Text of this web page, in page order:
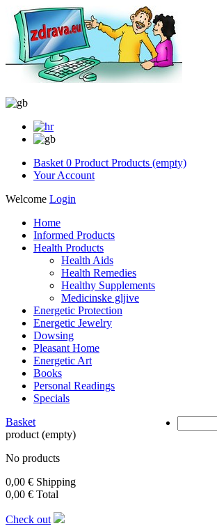
Basket 0 Product Products (empty)
Your Account
Welcome Login
Home
Informed Products
Health Products
Health Aids
Health Remedies
Healthy Supplements
Medicinske gljive
Energetic Protection
Energetic Jewelry
Dowsing
Pleasant Home
Energetic Art
Books
Personal Readings
Specials
Basket
product (empty)
No products
0,00 € Shipping
0,00 € Total
Check out